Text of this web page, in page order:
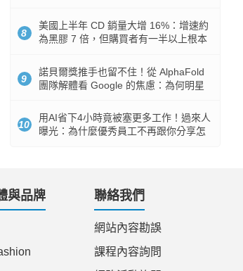
8
美國上半年 CD 銷量大增 16%：增速約
為黑膠 7 倍，但購買者有一半以上根本
9
諾貝爾獎推手也留不住！從 AlphaFold
團隊解體看 Google 的焦慮：為何明星
10
用AI省下4小時竟被塞更多工作！過來人
曝光：為什麼優秀員工不再跟你分享怎
與品牌 聯絡我們
網站內容勘誤
課程內容詢問